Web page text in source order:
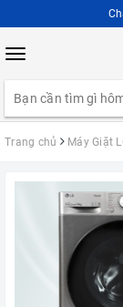
Toggle
Trang chủ Máy Giặt